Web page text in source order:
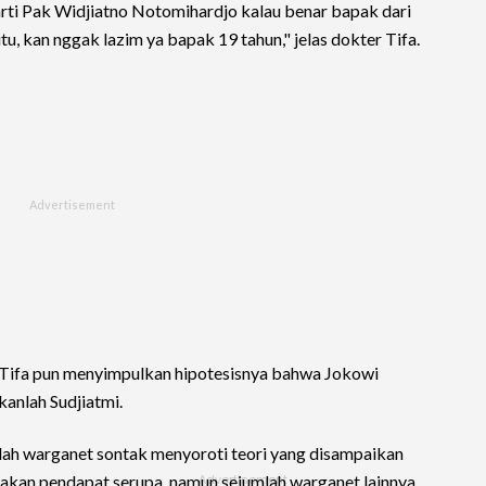
Pak Widjiatno Notomihardjo kalau benar bapak dari
kan nggak lazim ya bapak 19 tahun," jelas dokter Tifa.
pun menyimpulkan hipotesisnya bahwa Jokowi
Sudjiatmi.
warganet sontak menyoroti teori yang disampaikan
pendapat serupa, namun sejumlah warganet lainnya